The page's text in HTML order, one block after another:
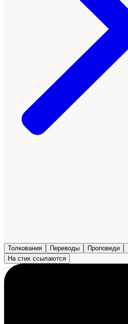
Толкования Переводы Проповеди
На стих ссылаются